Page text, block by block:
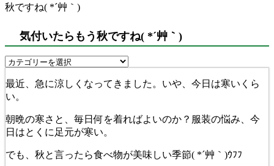
秋ですね( *´艸｀)
気付いたらもう秋ですね( *´艸｀)
最近、急に涼しくなってきました。いや、今日は寒いくら
い。
朝晩の寒さと、毎日何を着ればよいのか？服装の悩み、今
日はとくに足元が寒い。
でも、秋と言ったら食べ物が美味しい季節( *´艸｀)ｳﾌﾌ